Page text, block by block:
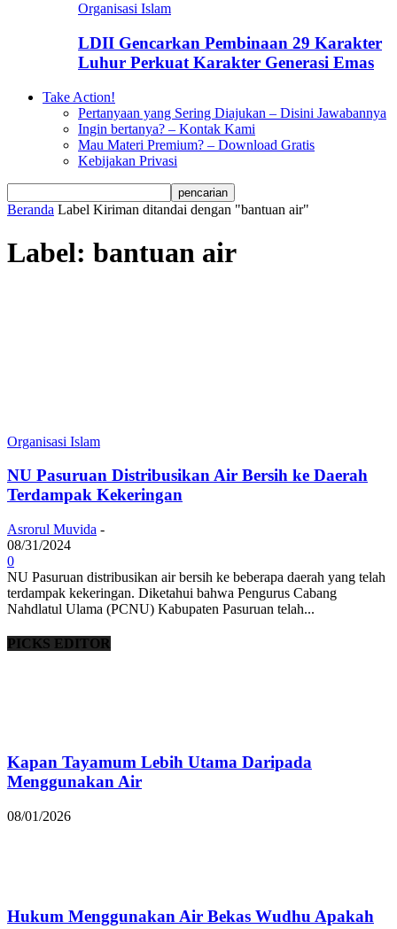
Organisasi Islam
LDII Gencarkan Pembinaan 29 Karakter
Luhur Perkuat Karakter Generasi Emas
Take Action!
Pertanyaan yang Sering Diajukan – Disini Jawabannya
Ingin bertanya? – Kontak Kami
Mau Materi Premium? – Download Gratis
Kebijakan Privasi
Beranda Label Kiriman ditandai dengan "bantuan air"
Label: bantuan air
Organisasi Islam
NU Pasuruan Distribusikan Air Bersih ke Daerah
Terdampak Kekeringan
Asrorul Muvida -
08/31/2024
0
NU Pasuruan distribusikan air bersih ke beberapa daerah yang telah
terdampak kekeringan. Diketahui bahwa Pengurus Cabang
Nahdlatul Ulama (PCNU) Kabupaten Pasuruan telah...
PICKS EDITOR
Kapan Tayamum Lebih Utama Daripada
Menggunakan Air
08/01/2026
Hukum Menggunakan Air Bekas Wudhu Apakah